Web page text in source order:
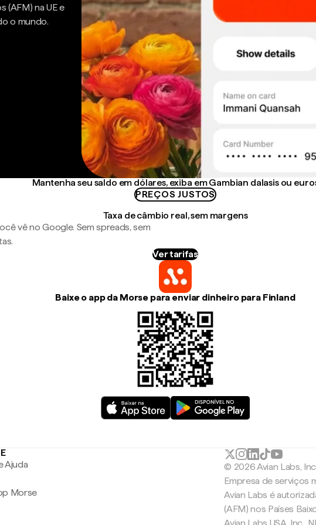
(AFM) na UE e
o mundo.
Mantenha seu saldo em dólares, exiba em Gambian dalasis ou
PREÇOS JUSTOS
Taxa de câmbio real, sem margens
vê no Google. Sem spreads, sem
Ver tarifas
Baixe o app da Morse para enviar dinheiro para Finland
Ajuda
Morse
© 2026 Avian Labs, Inc
Empresa de serviços
Avian Labs é
(AFM) nos Países